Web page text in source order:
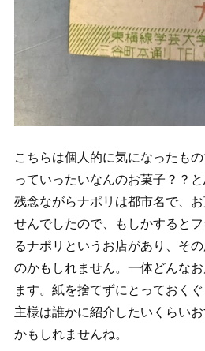
こちらは個人的に気になったも
っていったいなんのお菓子？？と
残念ながらナポリは都市名で、
せんでしたので、もしかすると
るナポリというお店があり、そ
のかもしれません。一体どんな
ます。紙を捨てずにとっておく
主様は誰かに紹介したいくらい
かもしれませんね。